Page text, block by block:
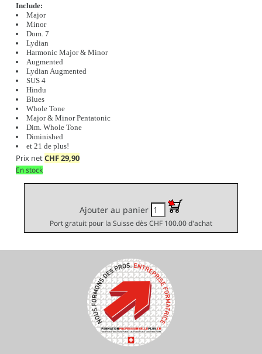
Include:
Major
Minor
Dom. 7
Lydian
Harmonic Major & Minor
Augmented
Lydian Augmented
SUS 4
Hindu
Blues
Whole Tone
Major & Minor Pentatonic
Dim. Whole Tone
Diminished
et 21 de plus!
Prix netCHF29,90
En stock
Ajouter au panier
Port gratuit pour la Suisse dès CHF 100.00 d'achat